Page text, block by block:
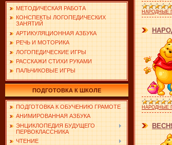
МЕТОДИЧЕСКАЯ РАБОТА
КОНСПЕКТЫ ЛОГОПЕДИЧЕСКИХ
ЗАНЯТИЙ
АРТИКУЛЯЦИОННАЯ АЗБУКА
РЕЧЬ И МОТОРИКА
ЛОГОПЕДИЧЕСКИЕ ИГРЫ
РАССКАЖИ СТИХИ РУКАМИ
ПАЛЬЧИКОВЫЕ ИГРЫ
ПОДГОТОВКА К ШКОЛЕ
ПОДГОТОВКА К ОБУЧЕНИЮ ГРАМОТЕ
АНИМИРОВАННАЯ АЗБУКА
ЭНЦИКЛОПЕДИЯ БУДУЩЕГО
ПЕРВОКЛАССНИКА
ЧТЕНИЕ
НАРОДНЫЕ
НАРОДНЫЕ